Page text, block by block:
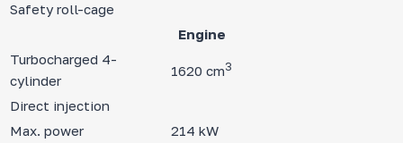
Safety roll-cage
Engine
Turbocharged 4-
cylinder
1620 cm3
Direct injection
Max. power
214 kW